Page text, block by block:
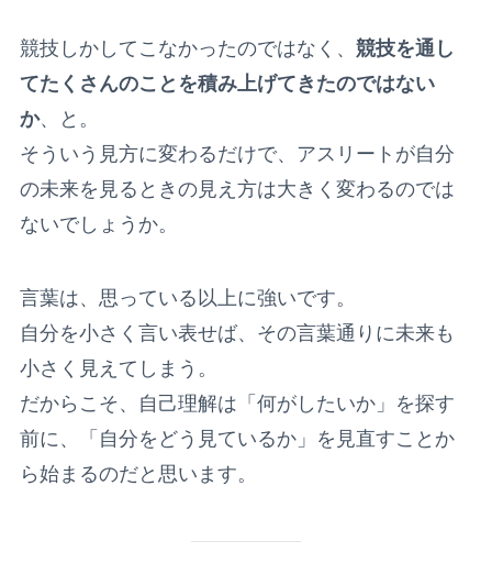
競技しかしてこなかったのではなく、 競技を通し
てたくさんのことを積み上げてきたのではない
か、と。
そういう見方に変わるだけで、アスリートが自分
の未来を見るときの見え方は大きく変わるのでは
ないでしょうか。
言葉は、思っている以上に強いです。
自分を小さく言い表せば、その言葉通りに未来も
小さく見えてしまう。
だからこそ、自己理解は「何がしたいか」を探す
前に、「自分をどう見ているか」を見直すことか
ら始まるのだと思います。